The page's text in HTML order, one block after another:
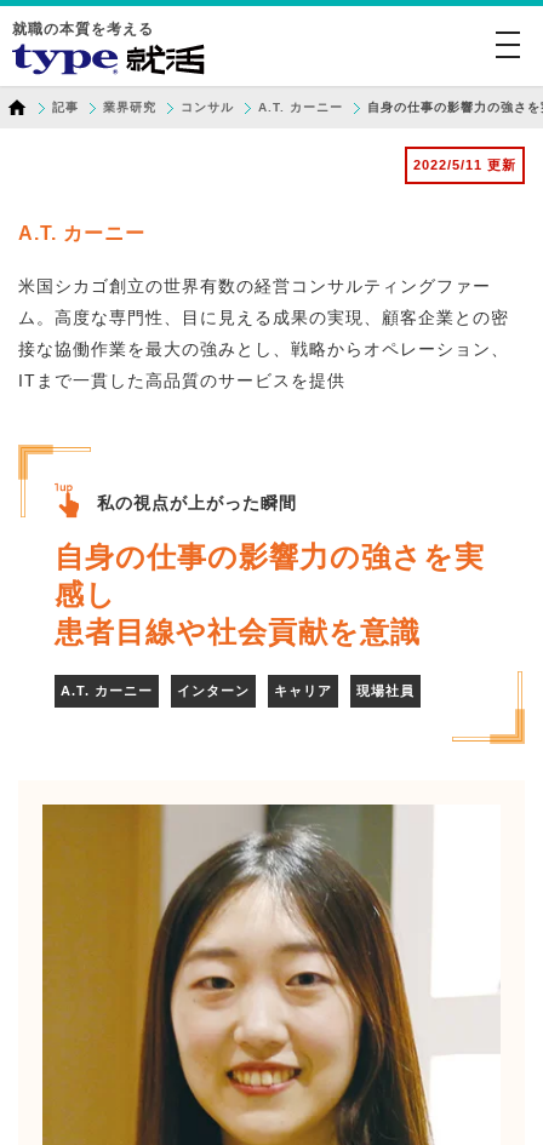
就職の本質を考える
記事 業界研究 コンサル A.T. カーニー 自身の仕事の影響力の強さ
2022/5/11 更新
A.T. カーニー
米国シカゴ創立の世界有数の経営コンサルティングファー
ム。高度な専門性、目に見える成果の実現、顧客企業との密
接な協働作業を最大の強みとし、戦略からオペレーション、
ITまで一貫した高品質のサービスを提供
私の視点が上がった瞬間
自身の仕事の影響力の強さを実
感し
患者目線や社会貢献を意識
A.T. カーニー インターン キャリア 現場社員